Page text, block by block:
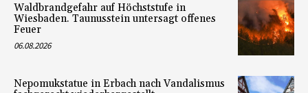
Waldbrandgefahr auf Höchststufe in
Wiesbaden. Taunusstein untersagt offenes
Feuer
06.08.2026
Nepomukstatue in Erbach nach Vandalismus